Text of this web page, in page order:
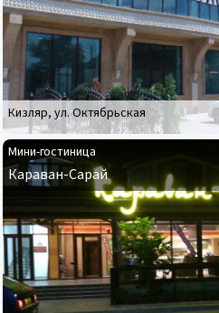
Кизляр, ул. Октябрьская
Мини-гостиница
Караван-Сарай
гостиница
Караван-
Сарай